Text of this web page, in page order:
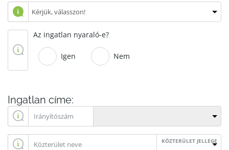
Az ingatlan nyaraló-e?
Igen Nem
Ingatlan címe:
KÖZTERÜLET JELLEGE